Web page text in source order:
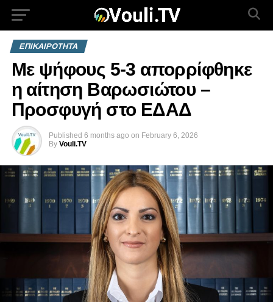
ΕΠΙΚΑΙΡΟΤΗΤΑ
Με ψήφους 5-3 απορρίφθηκε
η αίτηση Βαρωσιώτου –
Προσφυγή στο ΕΔΑΔ
Published 6 months ago on February 6, 2026
By Vouli.TV